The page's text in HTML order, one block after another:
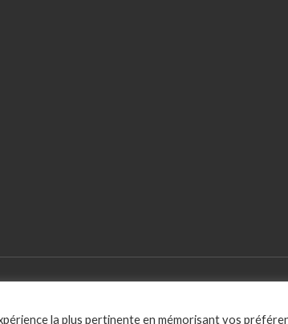
la plus pertinente en mémorisant vos